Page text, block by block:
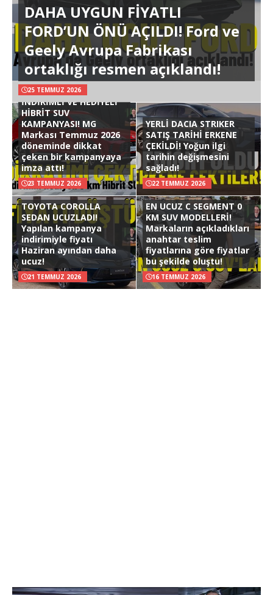
DAHA UYGUN FİYATLI
FORD’UN ÖNÜ AÇILDI! Ford ve
Geely Avrupa Fabrikası
ortaklığı resmen açıklandı!
25 TEMMUZ 2026
İNDİRİMLİ VE HEDİYELİ
HİBRİT SUV
KAMPANYASI! MG
Markası Temmuz 2026
döneminde dikkat
çeken bir kampanyaya
imza attı!
23 TEMMUZ 2026
YERLİ DACIA STRIKER
SATIŞ TARİHİ ERKENE
ÇEKİLDİ! Yoğun ilgi
tarihin değişmesini
sağladı!
22 TEMMUZ 2026
TOYOTA COROLLA
SEDAN UCUZLADI!
Yapılan kampanya
indirimiyle fiyatı
Haziran ayından daha
ucuz!
21 TEMMUZ 2026
EN UCUZ C SEGMENT 0
KM SUV MODELLERİ!
Markaların açıkladıkları
anahtar teslim
fiyatlarına göre fiyatlar
bu şekilde oluştu!
16 TEMMUZ 2026